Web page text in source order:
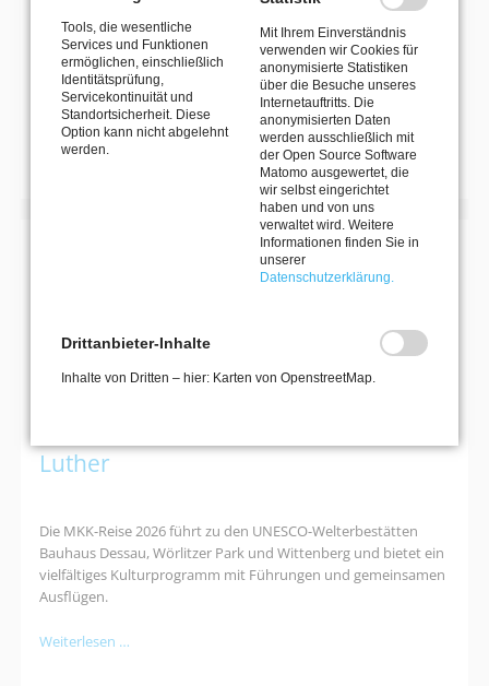
Anfang Zurück 2 3 4 5
Vorwärts Ende
MEHR VERANSTALTUNGEN
MIT DEM MKK DEN HORIZONT ERWEITERN
KULTURREISEN
27. September 2026–30. September 2026
Luther
Die MKK-Reise 2026 führt zu den UNESCO-Welterbestätten
Bauhaus Dessau, Wörlitzer Park und Wittenberg und bietet ein
vielfältiges Kulturprogramm mit Führungen und gemeinsamen
Ausflügen.
Weiterlesen …Kultur-
Tools, die wesentliche
Services und Funktionen
ermöglichen, einschließlich
Identitätsprüfung,
Servicekontinuität und
Standortsicherheit. Diese
Option kann nicht abgelehnt
werden.
Mit Ihrem Einverständnis
verwenden wir Cookies für
anonymisierte Statistiken
über die Besuche unseres
Internetauftritts. Die
anonymisierten Daten
werden ausschließlich mit
der Open Source Software
Matomo ausgewertet, die
wir selbst eingerichtet
haben und von uns
verwaltet wird. Weitere
Informationen finden Sie in
unserer
Datenschutzerklärung.
Drittanbieter-Inhalte
Inhalte von Dritten – hier: Karten von OpenstreetMap.